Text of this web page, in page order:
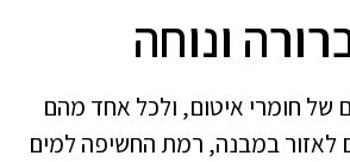
ונוחה
של חומרי איטום, ולכל אחד מהם
לאזור במבנה, רמת החשיפה למים